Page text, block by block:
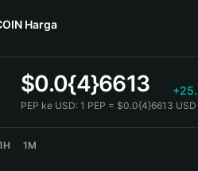
Harga
$0.0{4}6613
PEP ke USD: 1 PEP = $0.0{4}6613 USD
1M